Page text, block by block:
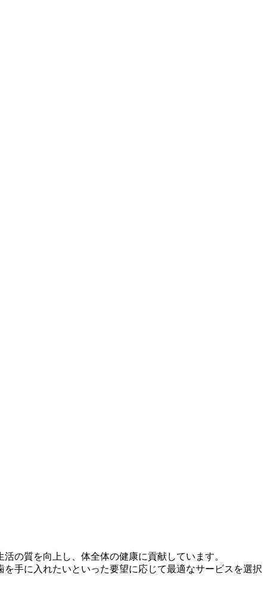
の質を向上し、体全体の健康に貢献しています。
手に入れたいといった要望に応じて最適なサービスを選択